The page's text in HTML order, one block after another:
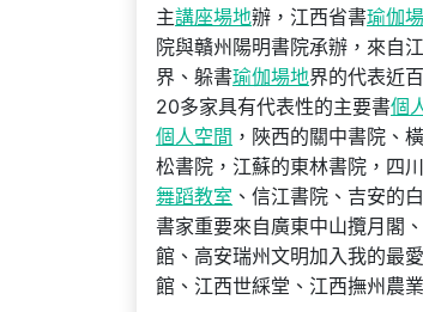
主講座場地辦，江西省書瑜伽
院與贛州陽明書院承辦，來自
界、躲書瑜伽場地界的代表近
20多家具有代表性的主要書個
個人空間 ，陜西的關中書院、
松書院，江蘇的東林書院，四
舞蹈教室 、信江書院、吉安的
書家重要來自廣東中山攬月閣
館、高安瑞州文明加入我的最
館、江西世綵堂、江西撫州農